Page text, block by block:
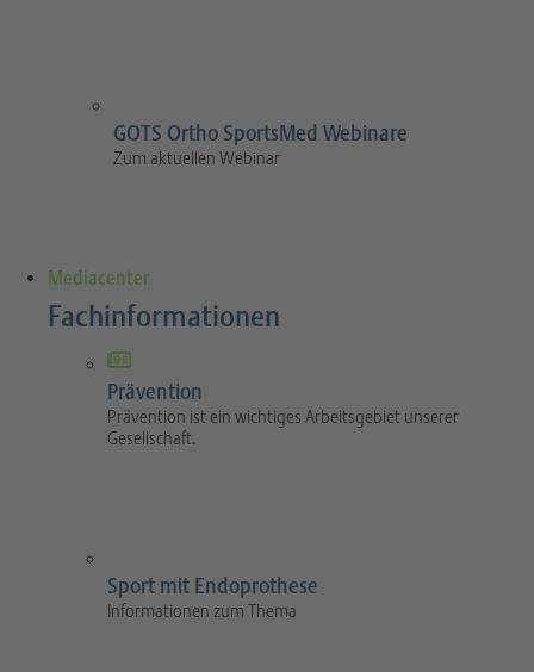
GOTS Ortho SportsMed Webinare
Zum aktuellen Webinar
Mediacenter
Fachinformationen
Prävention
Prävention ist ein wichtiges Arbeitsgebiet unserer
Gesellschaft.
Sport mit Endoprothese
Informationen zum Thema